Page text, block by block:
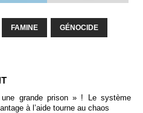
FAMINE GÉNOCIDE
grande prison » ! Le système
à l’aide tourne au chaos